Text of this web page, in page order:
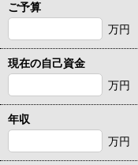
ご予算
万円
現在の自己資金
万円
年収
万円